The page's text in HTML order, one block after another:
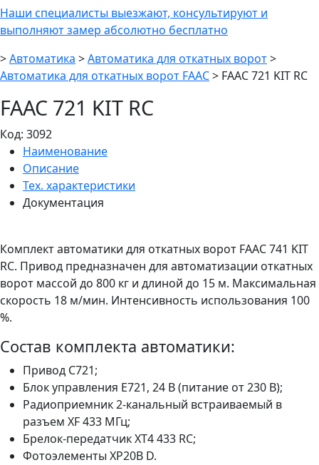
Наши специалисты выезжают, консультируют и
выполняют замер абсолютно бесплатно
>Автоматика >Автоматика для откатных ворот>
Автоматика для откатных ворот FAAC> FAAC 721 KIT RC
FAAC 721 KIT RC
Код: 3092
Наименование
Описание
Тех. характеристики
Документация
Комплект автоматики для откатных ворот FAAC 741 KIT
RC. Привод предназначен для автоматизации откатных
ворот массой до 800 кг и длиной до 15 м. Максимальная
скорость 18 м/мин. Интенсивность использования 100
%.
Состав комплекта автоматики:
Привод C721;
Блок управления Е721, 24 В (питание от 230 В);
Радиоприемник 2-канальный встраиваемый в
разъем XF 433 МГц;
Брелок-передатчик XT4 433 RC;
Фотоэлементы XP20B D.